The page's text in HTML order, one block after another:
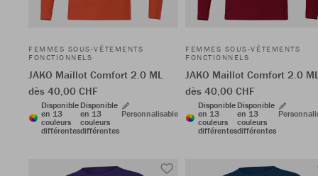
FEMMES SOUS-VÊTEMENTS
FONCTIONNELS
JAKO Maillot Comfort 2.0 ML
dès 40,00 CHF
Disponible
en 13
couleurs
différentes
Disponible
en 13
couleurs
différentes
Personnalisable
FEMMES SOUS-VÊTEMENTS
FONCTIONNELS
JAKO Maillot Comfort 2.0
dès 40,00 CHF
Disponible
en 13
couleurs
différentes
Disponible
en 13
couleurs
différentes